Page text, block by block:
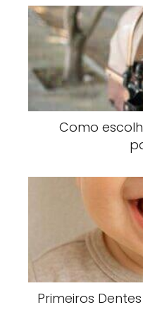
Como
Primeiros